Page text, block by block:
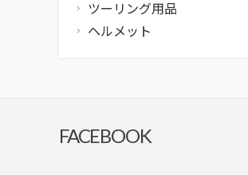
ツーリング用品
ヘルメット
FACEBOOK